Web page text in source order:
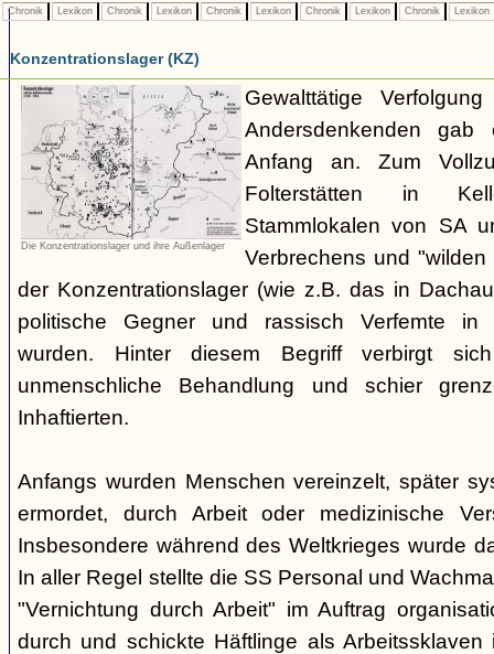
Chronik Lexikon Chronik Lexikon Chronik Lexikon Chronik Lexikon Chronik Lexikon
Konzentrationslager (KZ)
Die Konzentrationslager und ihre Außenlager
Gewalttätige
Andersdenkenden
Anfang an. Zum
Folterstätten in
Stammlokalen von SA
Verbrechens und
der Konzentrationslager (wie z.B. das in
politische Gegner und rassisch Verfemte in
wurden. Hinter diesem Begriff verbirgt
unmenschliche Behandlung und schier
Inhaftierten.
Anfangs wurden Menschen vereinzelt, später
ermordet, durch Arbeit oder medizinische
Insbesondere während des Weltkrieges wurde
In aller Regel stellte die SS Personal und
"Vernichtung durch Arbeit" im Auftrag
durch und schickte Häftlinge als Arbeitssklaven